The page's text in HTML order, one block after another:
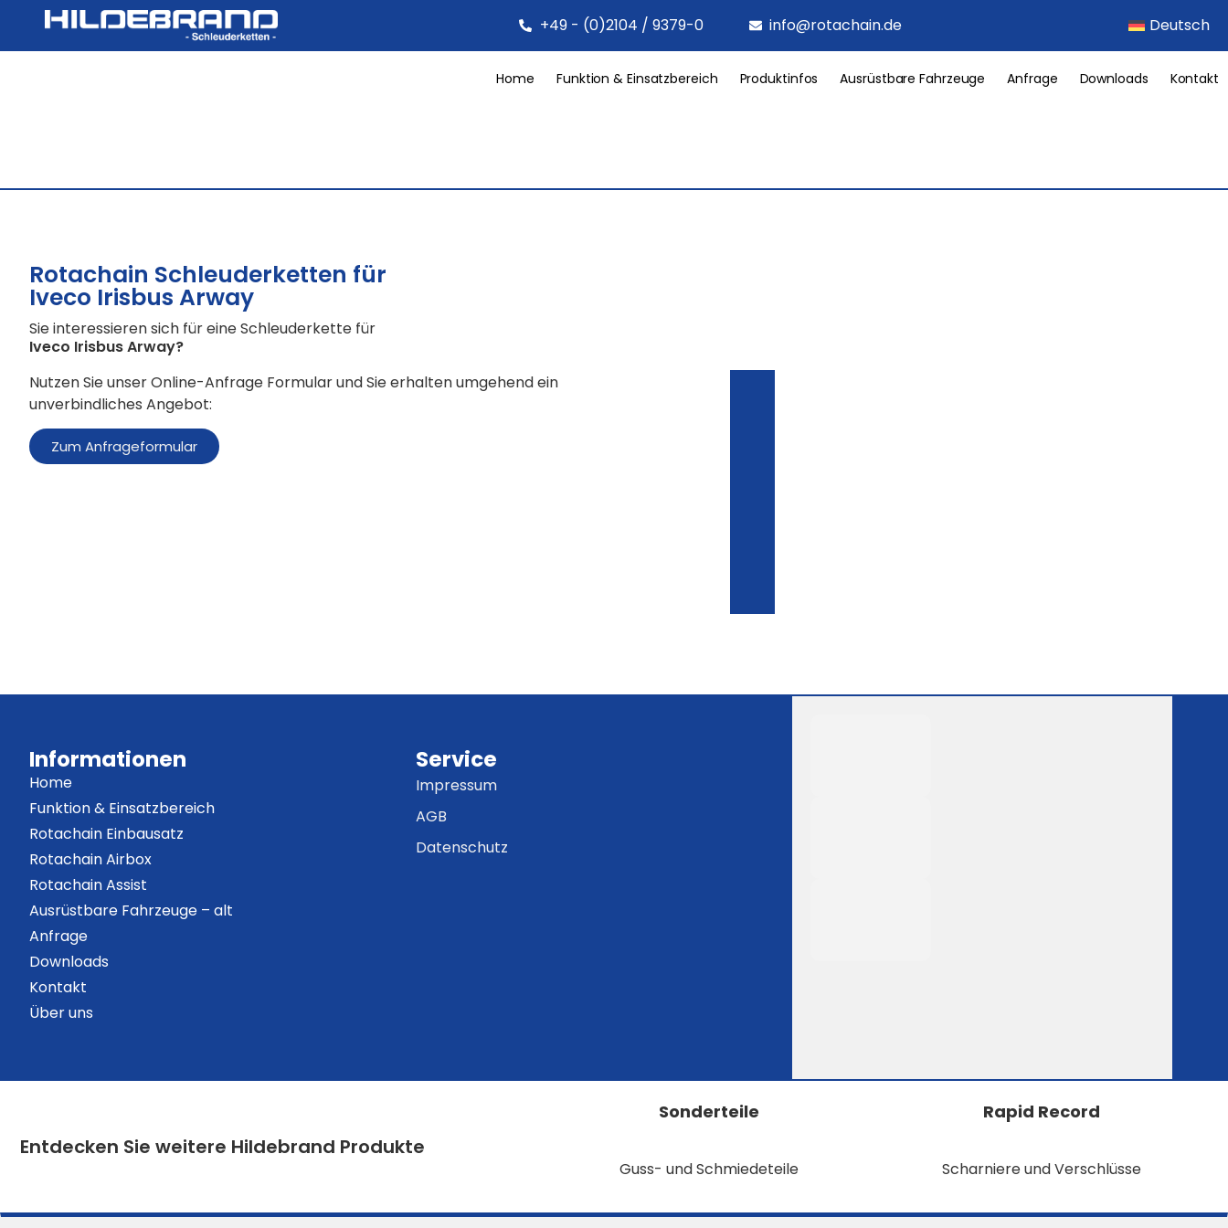
Deutsch
+49 - (0)2104 / 9379-0 info@rotachain.de
Home Funktion & Einsatzbereich Produktinfos Ausrüstbare Fahrzeuge Anfrage Downloads Kontakt
Rotachain Schleuderketten für
Iveco Irisbus Arway
Sie interessieren sich für eine Schleuderkette für
Iveco Irisbus Arway?
Nutzen Sie unser Online-Anfrage Formular und Sie erhalten umgehend ein
unverbindliches Angebot:
Zum Anfrageformular
Informationen
Home
Funktion & Einsatzbereich
Rotachain Einbausatz
Rotachain Airbox
Rotachain Assist
Ausrüstbare Fahrzeuge – alt
Anfrage
Downloads
Kontakt
Über uns
Service
Impressum
AGB
Datenschutz
Entdecken Sie weitere Hildebrand Produkte
Sonderteile
Guss- und Schmiedeteile
Rapid Record
Scharniere und Verschlüsse